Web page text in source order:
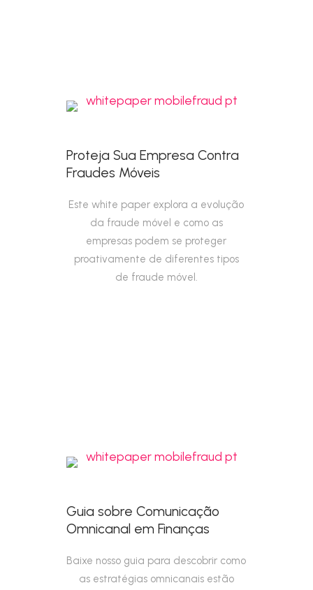
Proteja Sua Empresa Contra
Fraudes Móveis
Este white paper explora a evolução
da fraude móvel e como as
empresas podem se proteger
proativamente de diferentes tipos
de fraude móvel.
Guia sobre Comunicação
Omnicanal em Finanças
Baixe nosso guia para descobrir como
as estratégias omnicanais estão